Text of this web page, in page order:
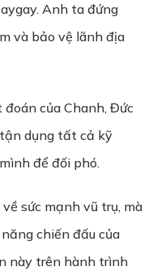
Anh ta đứng
và bảo vệ lãnh địa
của Chanh, Đức
dụng tất cả kỹ
để đối phó.
sức mạnh vũ trụ, mà
chiến đấu của
này trên hành trình